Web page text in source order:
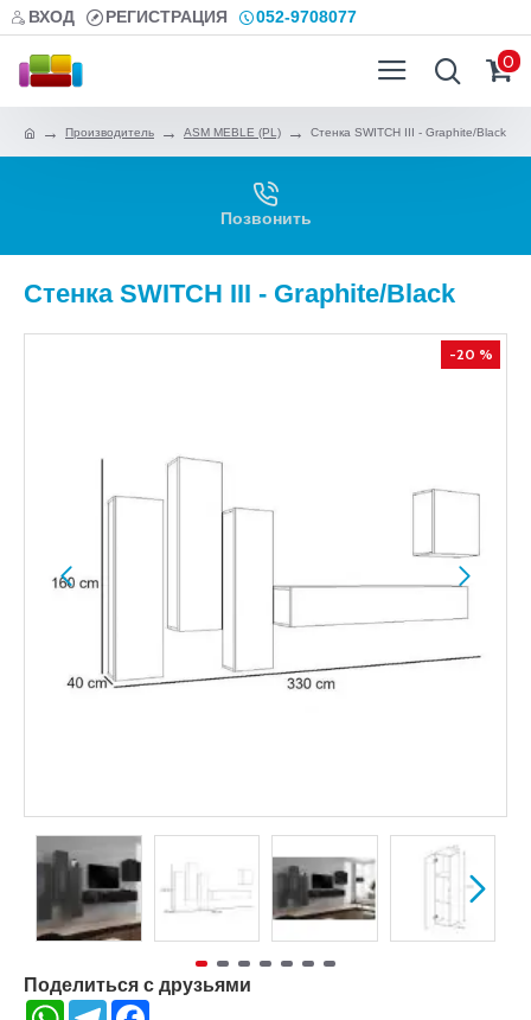
ВХОД РЕГИСТРАЦИЯ 052-9708077
0
Производитель ASM MEBLE (PL) Стенка SWITCH III - Graphite/Black
Позвонить
Стенка SWITCH III - Graphite/Black
-20 %
Поделиться с друзьями
WhatsAppTelegram